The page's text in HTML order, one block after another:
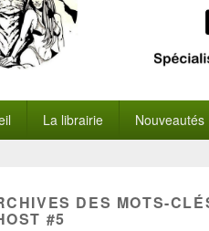
La librairie Nouveautés
DES MOTS-
#5